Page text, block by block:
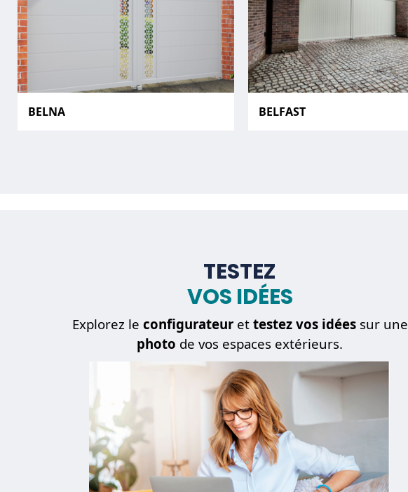
BELNA BELFAST
TESTEZ
VOS IDÉES
Explorez le configurateuret testez vos idéessur une
photo de vos espaces extérieurs.